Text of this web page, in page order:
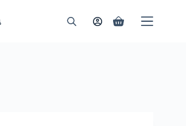
Shopping